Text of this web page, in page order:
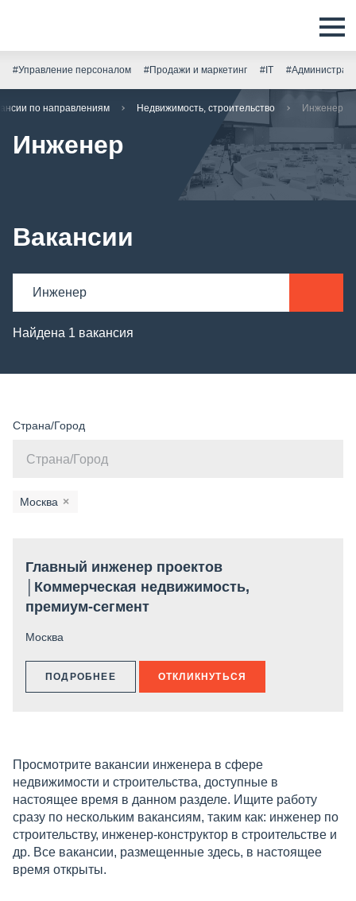
#Управление персоналом #Продажи и маркетинг #IT
по направлениям Недвижимость, строительство Инженер
Инженер
Вакансии
Найдена 1 вакансия
Страна/Город
×
Москва
Главный инженер проектов
│Коммерческая недвижимость,
премиум-сегмент
Москва
ПОДРОБНЕЕ ОТКЛИКНУТЬСЯ
Просмотрите вакансии инженера в сфере
недвижимости и строительства, доступные в
настоящее время в данном разделе. Ищите работу
сразу по нескольким вакансиям, таким как: инженер по
строительству, инженер-конструктор в строительстве и
др. Все вакансии, размещенные здесь, в настоящее
время открыты.